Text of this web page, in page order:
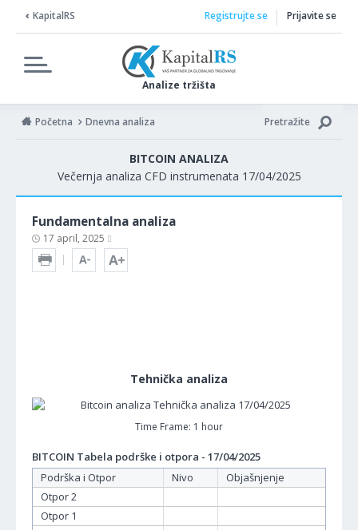
KapitalRS
Analize tržišta
Registrujte se Prijavite se
Početna Dnevna analiza Pretražite
BITCOIN ANALIZA
Večernja analiza CFD instrumenata 17/04/2025
Fundamentalna analiza
17 april, 2025
Tehnička analiza
Time Frame: 1 hour
BITCOIN Tabela podrške i otpora - 17/04/2025
Podrška i Otpor
Nivo
Objašnjenje
Otpor 2
Otpor 1